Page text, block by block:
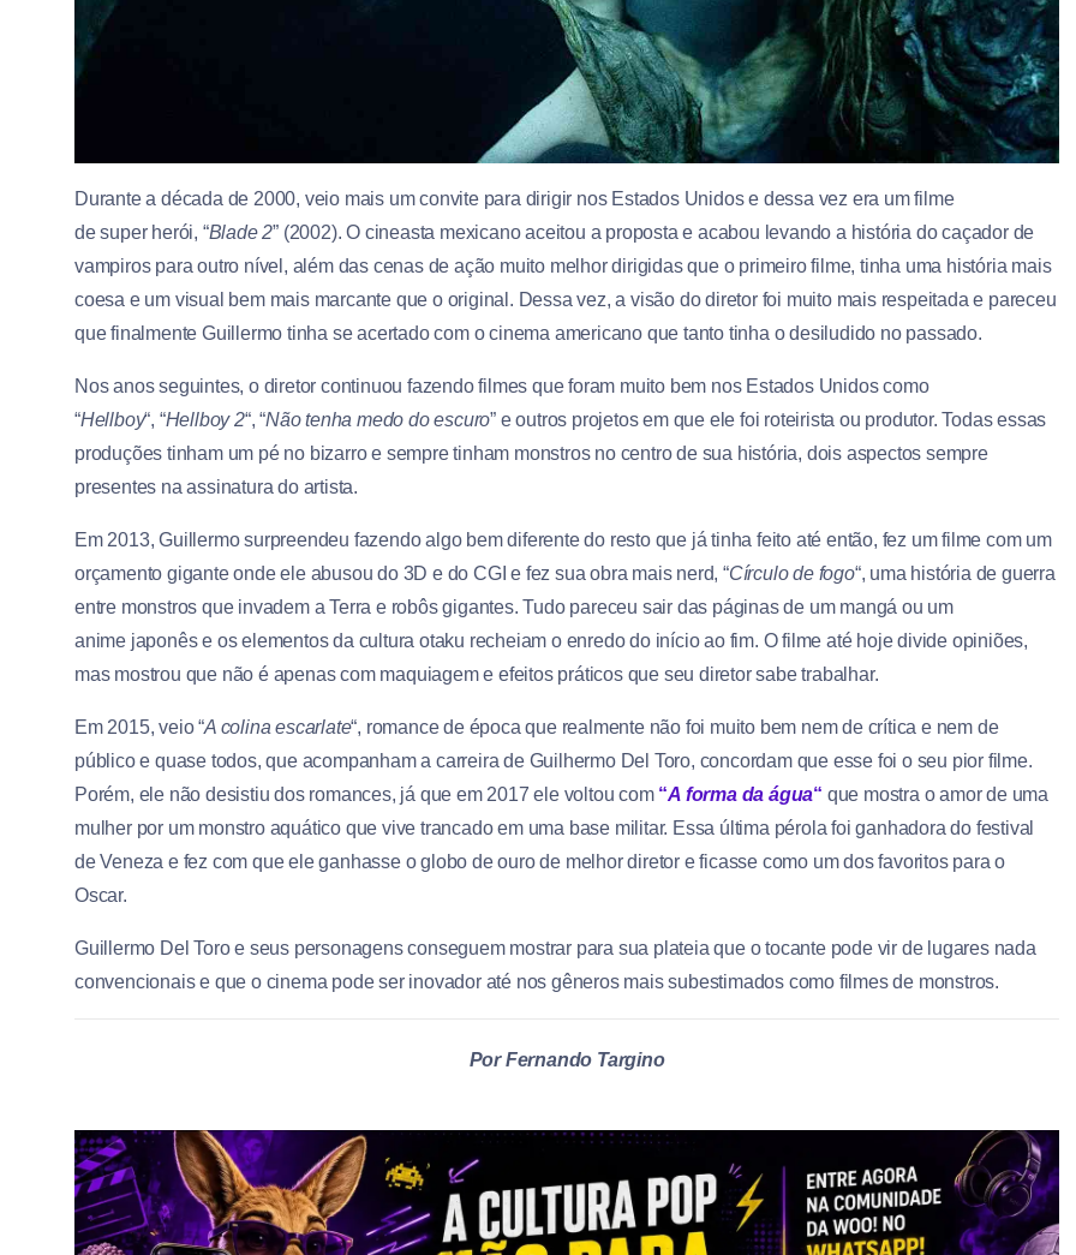
Durante a década de 2000, veio mais um convite para dirigir nos Estados Unidos e dessa vez era um filme
de super herói, “Blade 2” (2002). O cineasta mexicano aceitou a proposta e acabou levando a história do caçador de
vampiros para outro nível, além das cenas de ação muito melhor dirigidas que o primeiro filme, tinha uma história mais
coesa e um visual bem mais marcante que o original. Dessa vez, a visão do diretor foi muito mais respeitada e pareceu
que finalmente Guillermo tinha se acertado com o cinema americano que tanto tinha o desiludido no passado.
Nos anos seguintes, o diretor continuou fazendo filmes que foram muito bem nos Estados Unidos como
“Hellboy“, “Hellboy 2“, “Não tenha medo do escuro” e outros projetos em que ele foi roteirista ou produtor. Todas essas
produções tinham um pé no bizarro e sempre tinham monstros no centro de sua história, dois aspectos sempre
presentes na assinatura do artista.
Em 2013, Guillermo surpreendeu fazendo algo bem diferente do resto que já tinha feito até então, fez um filme com um
orçamento gigante onde ele abusou do 3D e do CGI e fez sua obra mais nerd, “Círculo de fogo“, uma história de guerra
entre monstros que invadem a Terra e robôs gigantes. Tudo pareceu sair das páginas de um mangá ou um
anime japonês e os elementos da cultura otaku recheiam o enredo do início ao fim. O filme até hoje divide opiniões,
mas mostrou que não é apenas com maquiagem e efeitos práticos que seu diretor sabe trabalhar.
Em 2015, veio “A colina escarlate“, romance de época que realmente não foi muito bem nem de crítica e nem de
público e quase todos, que acompanham a carreira de Guilhermo Del Toro, concordam que esse foi o seu pior filme.
Porém, ele não desistiu dos romances, já que em 2017 ele voltou com “A forma da água“ que mostra o amor de uma
mulher por um monstro aquático que vive trancado em uma base militar. Essa última pérola foi ganhadora do festival
de Veneza e fez com que ele ganhasse o globo de ouro de melhor diretor e ficasse como um dos favoritos para o
Oscar.
Guillermo Del Toro e seus personagens conseguem mostrar para sua plateia que o tocante pode vir de lugares nada
convencionais e que o cinema pode ser inovador até nos gêneros mais subestimados como filmes de monstros.
Por Fernando Targino